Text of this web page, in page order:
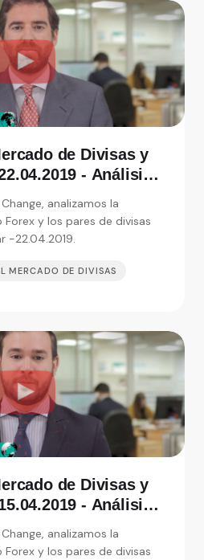
de Divisas y
- Análisis
analizamos la
y los pares de divisas
-22.04.2019.
MERCADO DE DIVISAS
de Divisas y
- Análisis
analizamos la
y los pares de divisas